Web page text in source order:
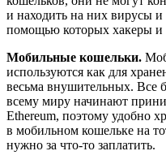
и находить на них вирусы
помощью которых хакеры и
Мобильные кошельки.
используются как для
весьма внушительных. Все
всему миру начинают
Ethereum, поэтому удобно
в мобильном кошельке на
нужно за что-то заплатить.